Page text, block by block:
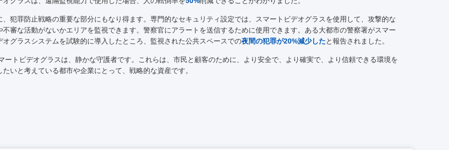
、犯罪防止戦略の重要な部分にもなり得ます。専門的なセキュリティ設定では、スマートビデオグラスを使用して、攻撃的な
不審な活動がないかエリアを監視できます。警察官にアラートを送信するために使用できます。ある大都市の警察署がスマー
オグラスシステムを試験的に導入したところ、監視された公共スペースでの夜間の犯罪が20%減少したと報告されました。
ートビデオグラスは、静かな守護者です。これらは、市民と顧客のために、より安全で、より確実で、より信頼できる環境を
たいと考えている都市や企業にとって、戦略的な資産です。